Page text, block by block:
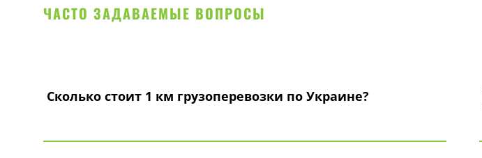
ЧАСТО ЗАДАВАЕМЫЕ ВОПРОСЫ
Сколько стоит 1 км грузоперевозки по Украине?